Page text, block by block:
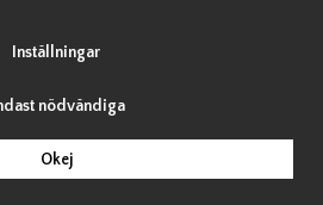
Wikinggruppen
Inställningar
nödvändiga
Okej